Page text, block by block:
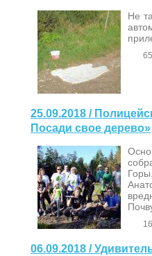
Не
25.09.2018 /
Посади свое дерево»
06.09.2018 /